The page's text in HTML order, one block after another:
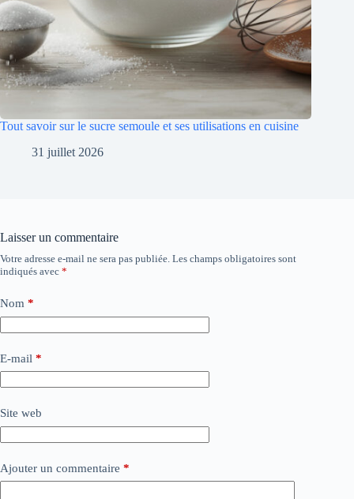
Tout savoir sur le sucre semoule et ses utilisations en cuisine
31 juillet 2026
Laisser un commentaire
Votre adresse e-mail ne sera pas publiée. Les champs obligatoires sont
indiqués avec *
Nom *
E-mail *
Site web
Ajouter un commentaire *